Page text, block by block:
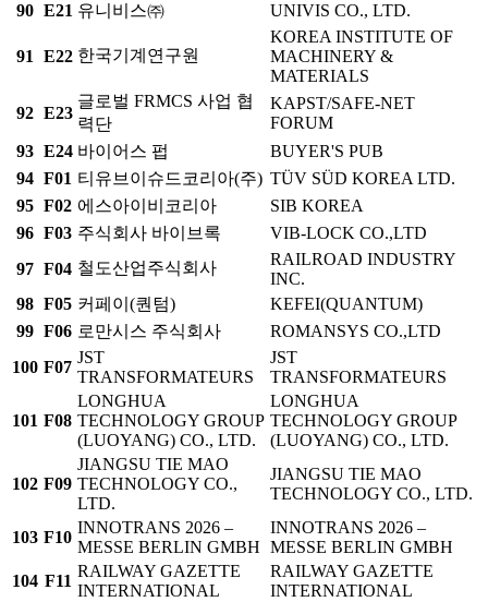
90 E21 유니비스㈜ UNIVIS CO., LTD.
91 E22 한국기계연구원
KOREA INSTITUTE OF
MACHINERY &
MATERIALS
92 E23
글로벌 FRMCS 사업 협
력단
KAPST/SAFE-NET
FORUM
93 E24 바이어스 펍
BUYER'S PUB
94 F01 티유브이슈드코리아(주) TÜV SÜD KOREA LTD.
95 F02 에스아이비코리아
SIB KOREA
96 F03 주식회사 바이브록
VIB-LOCK CO.,LTD
97 F04 철도산업주식회사
RAILROAD INDUSTRY
INC.
98 F05 커페이(퀀텀)
KEFEI(QUANTUM)
99 F06 로만시스 주식회사
ROMANSYS CO.,LTD
100 F07
JST
TRANSFORMATEURS
JST
TRANSFORMATEURS
101 F08
LONGHUA
TECHNOLOGY GROUP
(LUOYANG) CO., LTD.
LONGHUA
TECHNOLOGY GROUP
(LUOYANG) CO., LTD.
102 F09
JIANGSU TIE MAO
TECHNOLOGY CO.,
LTD.
JIANGSU TIE MAO
TECHNOLOGY CO., LTD.
103 F10
INNOTRANS 2026 –
MESSE BERLIN GMBH
INNOTRANS 2026 –
MESSE BERLIN GMBH
104 F11
RAILWAY GAZETTE
INTERNATIONAL
RAILWAY GAZETTE
INTERNATIONAL